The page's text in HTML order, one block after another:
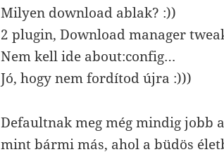
Milyen download ablak? :))
2 plugin, Download manager
Nem kell ide about:config…
Jó, hogy nem fordítod újra :)))
Defaultnak meg még mindig jobb
mint bármi más, ahol a büdös